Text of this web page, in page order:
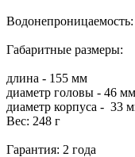
Габаритные размеры:
длина - 155 мм
диаметр головы - 46 мм
диаметр корпуса - 33
Вес: 248 г
Гарантия: 2 года